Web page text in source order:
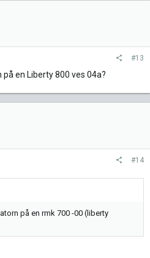
#13
en Liberty 800 ves 04a?
#14
på en rmk 700 -00 (liberty